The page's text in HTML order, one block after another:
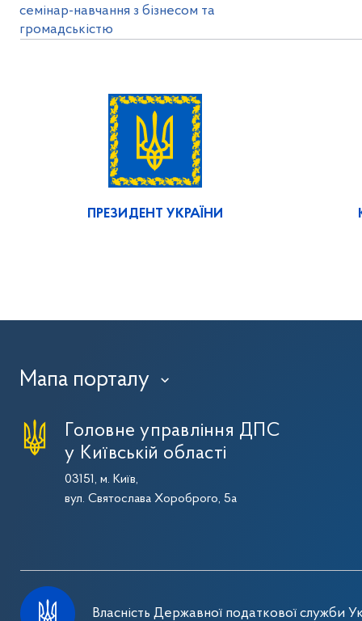
семінар-навчання з бізнесом та
громадськістю
ПРЕЗИДЕНТ УКРАЇНИ
Мапа порталу ›
Головне управління ДПС
у Київській області
03151, м. Київ,
вул. Святослава Хороброго, 5а
Власність Державної податкової служби